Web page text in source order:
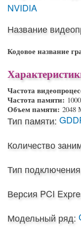
NVIDIA
Название
Кодовое название
Частота
Частота памяти:
Объем памяти: 2048
Тип памяти:
Количество
Тип
Версия PCI
Модельный ряд: